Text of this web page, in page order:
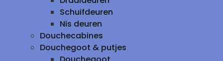
Schuifdeuren
Nis deuren
Douchecabines
Douchegoot & putjes